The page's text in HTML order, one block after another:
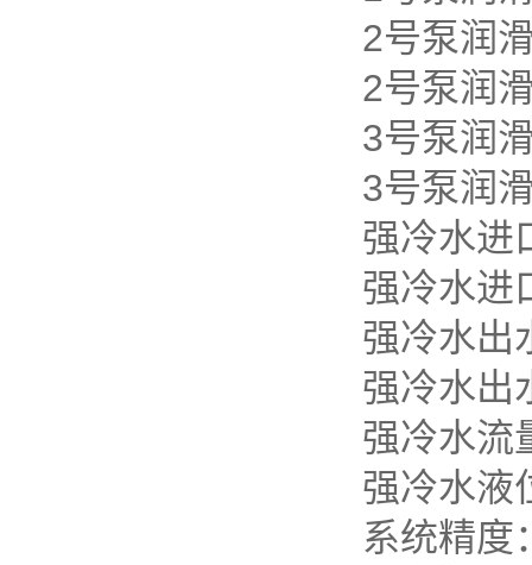
2号泵润
2号泵
3号泵润
3号泵润
强冷水进
强冷水进
强冷
强冷水出
强冷水流
强冷水液
系